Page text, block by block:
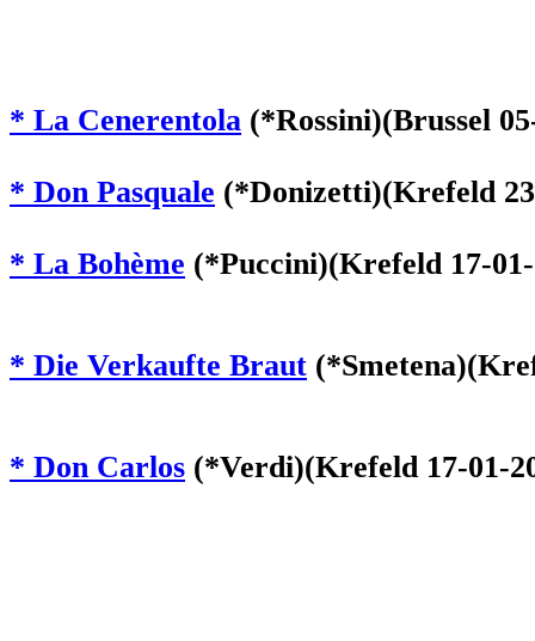
* La Cenerentola (*Rossini)(Brussel
* Don Pasquale (*Donizetti)(Krefeld
* La Bohème (*Puccini)(Krefeld 17-
* Die Verkaufte Braut
* Don Carlos (*Verdi)(Krefeld 17-01-